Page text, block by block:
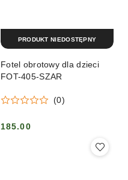
Fotel obrotowy dla dzieci
FOT-405-SZAR
(0)
Cena:
185.00
PRODUKT NIEDOSTĘPNY